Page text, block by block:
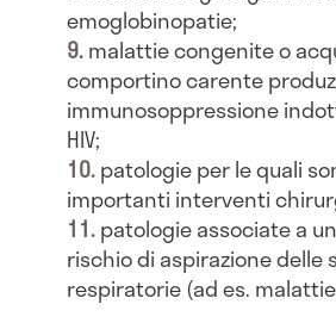
emoglobinopatie;
malattie congenite o
comportino carente
immunosoppressione
HIV;
patologie per le quali
importanti interventi
patologie associate a
rischio di aspirazione delle
respiratorie (ad es.